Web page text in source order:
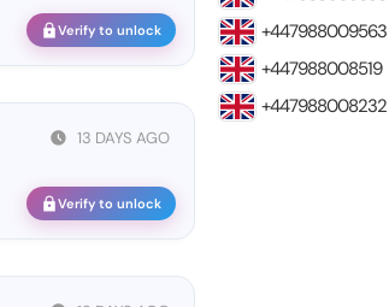
Verify to unlock
13 DAYS AGO
Verify to unlock
+447988009563
+447988008519
+447988008232